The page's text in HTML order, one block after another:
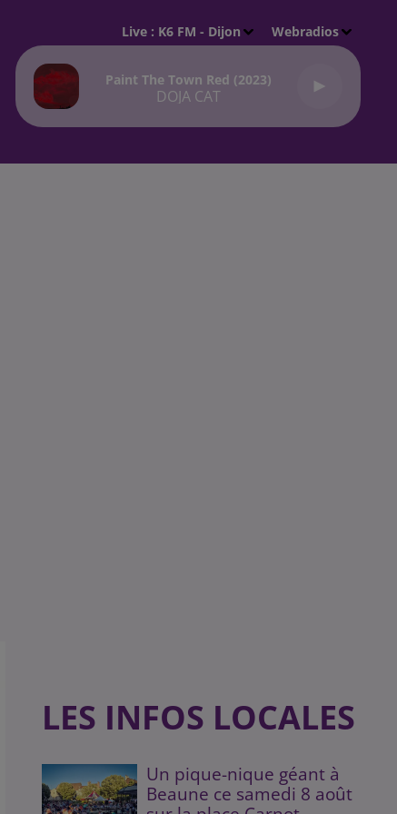
Live : K6 FM - Dijon Webradios
Paint The Town Red (2023)
DOJA CAT
LES INFOS LOCALES
Un pique-nique géant à
Beaune ce samedi 8 août